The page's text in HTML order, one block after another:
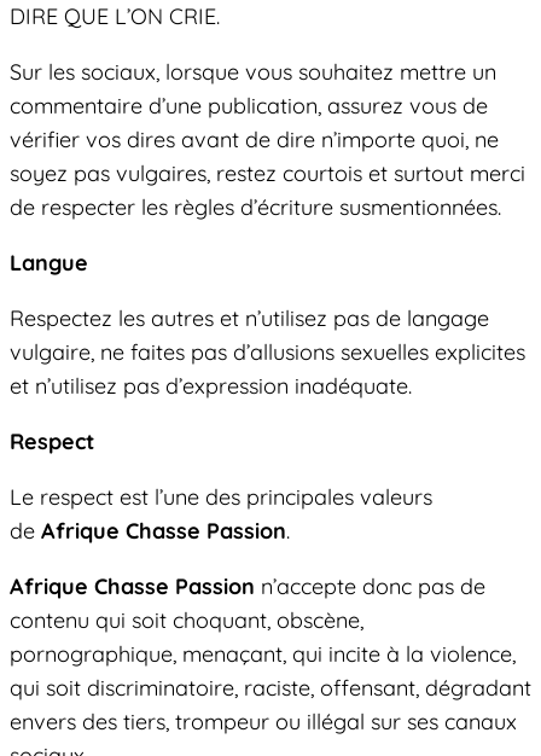
DIRE QUE L’ON CRIE.
Sur les sociaux, lorsque vous souhaitez mettre un
commentaire d’une publication, assurez vous de
vérifier vos dires avant de dire n’importe quoi, ne
soyez pas vulgaires, restez courtois et surtout merci
de respecter les règles d’écriture susmentionnées.
Langue
Respectez les autres et n’utilisez pas de langage
vulgaire, ne faites pas d’allusions sexuelles explicites
et n’utilisez pas d’expression inadéquate.
Respect
Le respect est l’une des principales valeurs
de Afrique Chasse Passion.
Afrique Chasse Passion n’accepte donc pas de
contenu qui soit choquant, obscène,
pornographique, menaçant, qui incite à la violence,
qui soit discriminatoire, raciste, offensant, dégradant
envers des tiers, trompeur ou illégal sur ses canaux